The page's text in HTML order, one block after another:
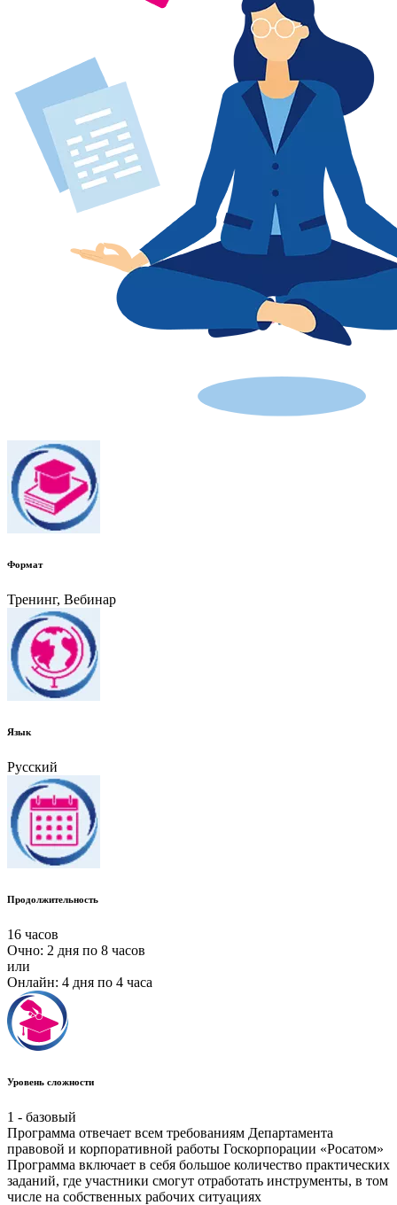
Формат
Тренинг, Вебинар
Язык
Русский
Продолжительность
16 часов
Очно: 2 дня по 8 часов
или
Онлайн: 4 дня по 4 часа
Уровень сложности
1 - базовый
Программа отвечает всем требованиям Департамента
правовой и корпоративной работы Госкорпорации «Росатом»
Программа включает в себя большое количество практических
заданий, где участники смогут отработать инструменты, в том
числе на собственных рабочих ситуациях